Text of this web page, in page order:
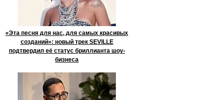
«Эта песня для нас, для самых красивых
созданий»: новый трек SEVILLE
подтвердил её статус бриллианта шоу-
бизнеса